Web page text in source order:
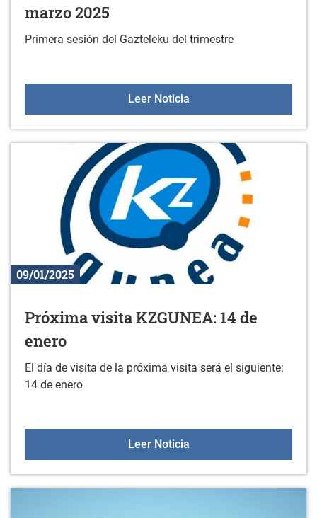
marzo 2025
Primera sesión del Gazteleku del trimestre
Leer NoticiaGazteleku: programa de
09/01/2025
Próxima visita KZGUNEA: 14 de
enero
El día de visita de la próxima visita será el siguiente:
14 de enero
Leer NoticiaPróxima visita